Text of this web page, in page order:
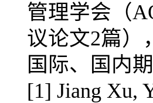
管理学会（
议论文2篇）
国际、国内
[1] Jiang Xu,